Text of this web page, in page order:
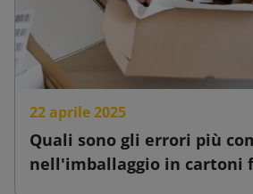
22 aprile 2025
Quali sono gli errori più
nell'imballaggio in cartoni